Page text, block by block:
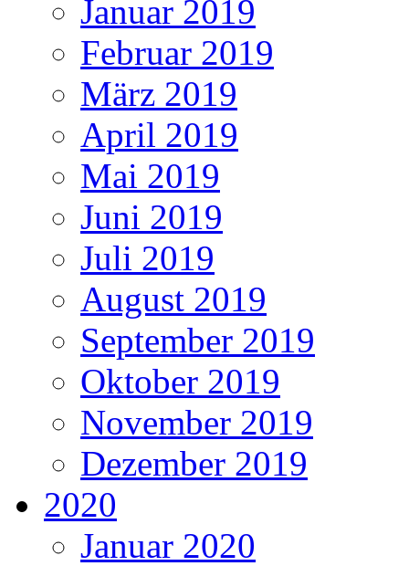
Januar 2019
Februar 2019
März 2019
April 2019
Mai 2019
Juni 2019
Juli 2019
August 2019
September 2019
Oktober 2019
November 2019
Dezember 2019
2020
Januar 2020